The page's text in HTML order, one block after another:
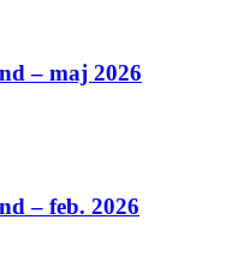
– maj 2026
– feb. 2026